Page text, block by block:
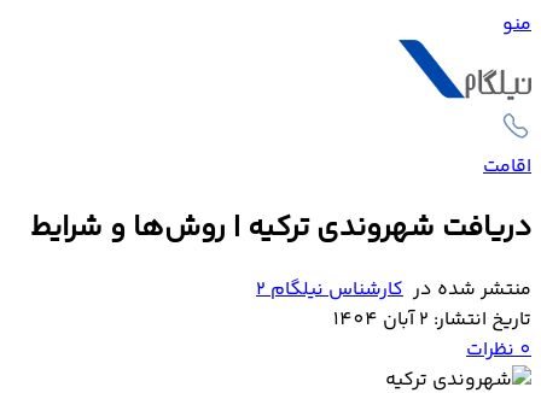
منو
اقامت
دریافت شهروندی ترکیه | روش‌ها و شرایط
منتشر شده در کارشناس نیلگام 2
تاریخ انتشار: 2 آبان 1404
0نظرات